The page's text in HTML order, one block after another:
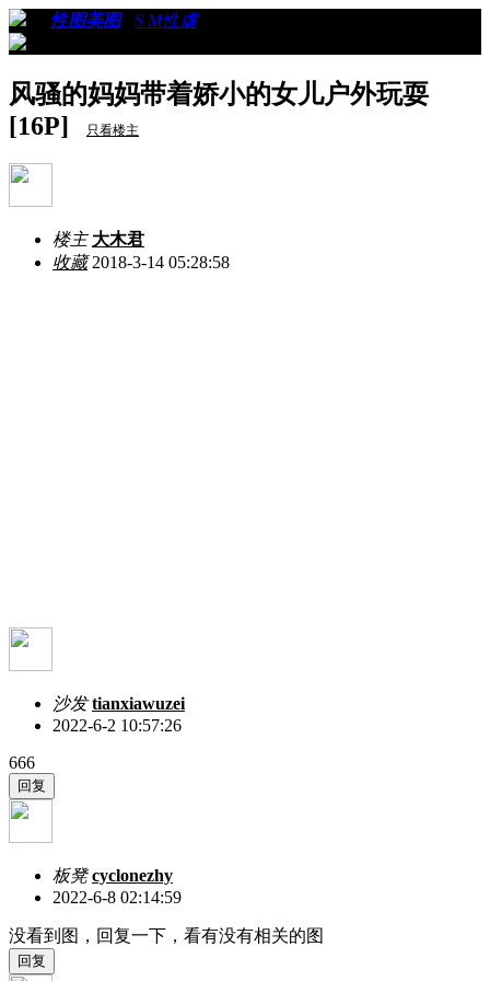
性图美图 S M性虐
风骚的妈妈带着娇小的女儿户外玩耍
[16P]
只看楼主
楼主 大木君
收藏2018-3-14 05:28:58
沙发 tianxiawuzei
2022-6-2 10:57:26
666
板凳 cyclonezhy
2022-6-8 02:14:59
没看到图，回复一下，看有没有相关的图